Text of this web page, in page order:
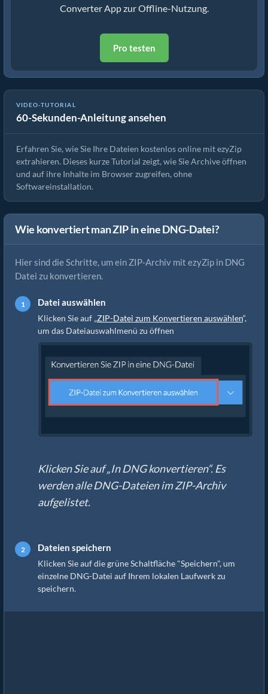
Converter App zur Offline-Nutzung.
Pro testen
VIDEO-TUTORIAL
60-Sekunden-Anleitung ansehen
Wie man Dateien online mit ezyZip extrahiert (kostenlos, ohne
Installation)
Erfahren Sie, wie Sie Ihre Dateien kostenlos online mit ezyZip
extrahieren. Dieses kurze Tutorial zeigt, wie Sie Archive öffnen
und auf ihre Inhalte im Browser zugreifen, ohne
Softwareinstallation.
Wie konvertiert man ZIP in eine DNG-Datei?
Hier sind die Schritte, um ein ZIP-Archiv mit ezyZip in DNG
Datei zu konvertieren.
Datei auswählen
Klicken Sie auf „ZIP-Datei zum Konvertieren auswählen“,
um das Dateiauswahlmenü zu öffnen
Klicken Sie auf „In DNG konvertieren“. Es
werden alle DNG-Dateien im ZIP-Archiv
aufgelistet.
Dateien speichern
Klicken Sie auf die grüne Schaltfläche "Speichern", um
einzelne DNG-Datei auf Ihrem lokalen Laufwerk zu
speichern.